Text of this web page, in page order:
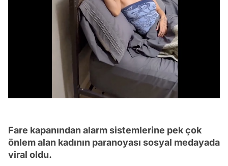
Fare kapanından alarm sistemlerine pek çok
önlem alan kadının paranoyası sosyal medayada
viral oldu.